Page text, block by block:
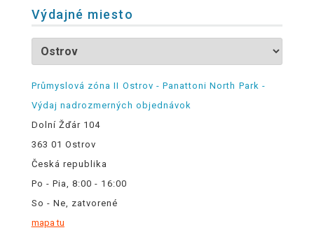
Výdajné miesto
Průmyslová zóna II Ostrov - Panattoni North Park -
Výdaj nadrozmerných objednávok
Dolní Žďár 104
363 01 Ostrov
Česká republika
Po - Pia, 8:00 - 16:00
So - Ne, zatvorené
mapa tu